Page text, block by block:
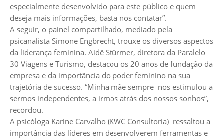
especialmente desenvolvido para este público e quem
deseja mais informações, basta nos contatar”.
A seguir, o painel compartilhado, mediado pela
psicanalista Simone Engbrecht, trouxe os diversos aspectos
da liderança feminina. Aidê Stürmer, diretora da Paralelo
30 Viagens e Turismo, destacou os 20 anos de fundação da
empresa e da importância do poder feminino na sua
trajetória de sucesso. “Minha mãe sempre nos estimulou a
sermos independentes, a irmos atrás dos nossos sonhos”,
recordou.
A psicóloga Karine Carvalho (KWC Consultoria) ressaltou a
importância das líderes em desenvolverem ferramentas e